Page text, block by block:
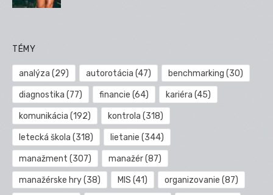
TÉMY
analýza (29) autorotácia (47) benchmarking (30)
diagnostika (77) financie (64) kariéra (45)
komunikácia (192) kontrola (318)
letecká škola (318) lietanie (344)
manažment (307) manažér(87)
manažérske hry(38) MIS (41) organizovanie (87)